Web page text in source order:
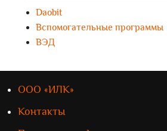
Daobit
Вспомогательные программы
ВЭД
ООО «ИЛК»
Контакты